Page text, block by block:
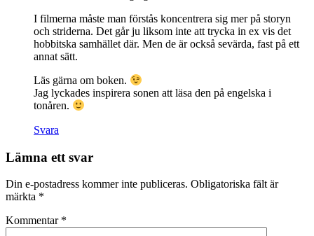
I filmerna måste man förstås koncentrera sig mer på storyn
och striderna. Det går ju liksom inte att trycka in ex vis det
hobbitska samhället där. Men de är också sevärda, fast på ett
annat sätt.
Läs gärna om boken.
Jag lyckades inspirera sonen att läsa den på engelska i
tonåren.
Svara
Lämna ett svar
Din e-postadress kommer inte publiceras. Obligatoriska fält är
märkta *
Kommentar *